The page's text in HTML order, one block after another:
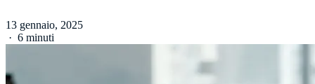
13 gennaio, 2025
· 6 minuti